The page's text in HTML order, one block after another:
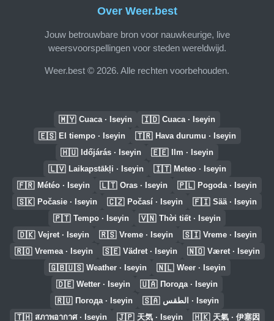
Over Weer.best
Jouw betrouwbare bron voor nauwkeurige, live
weersvoorspellingen voor steden wereldwijd.
Weer.best © 2026. Alle rechten voorbehouden.
🇲🇾 Cuaca · Iseyin 🇮🇩 Cuaca · Iseyin
🇪🇸 El tiempo · Iseyin 🇹🇷 Hava durumu · Iseyin
🇭🇺 Időjárás · Iseyin 🇪🇪 Ilm · Iseyin
🇱🇻 Laikapstākļi · Iseyin 🇮🇹 Meteo · Iseyin
🇫🇷 Météo · Iseyin 🇱🇹 Oras · Iseyin 🇵🇱 Pogoda · Iseyin
🇸🇰 Počasie · Iseyin 🇨🇿 Počasí · Iseyin 🇫🇮 Sää · Iseyin
🇵🇹 Tempo · Iseyin 🇻🇳 Thời tiết · Iseyin
🇩🇰 Vejret · Iseyin 🇷🇸 Vreme · Iseyin 🇸🇮 Vreme · Iseyin
🇷🇴 Vremea · Iseyin 🇸🇪 Vädret · Iseyin 🇳🇴 Været · Iseyin
🇬🇧🇺🇸 Weather · Iseyin 🇳🇱 Weer · Iseyin
🇩🇪 Wetter · Iseyin 🇺🇦 Погода · Iseyin
🇷🇺 Погода · Iseyin 🇸🇦 الطقس · Iseyin
🇹🇭 สภาพอากาศ · Iseyin 🇯🇵 天気 · Iseyin 🇭🇰 天氣 · 伊塞因